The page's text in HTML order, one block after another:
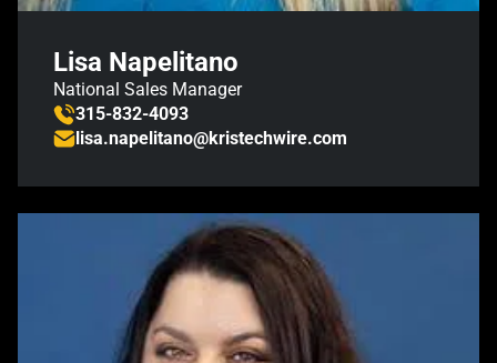
Lisa Napelitano
National Sales Manager
315-832-4093
lisa.napelitano@kristechwire.com